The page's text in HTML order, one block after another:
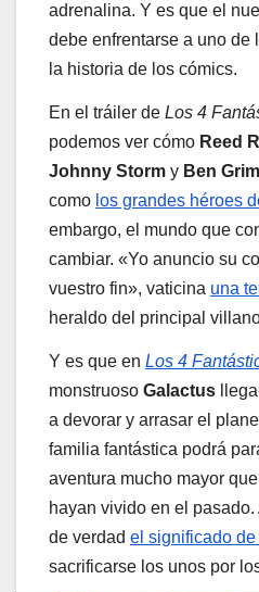
adrenalina. Y es que el
debe enfrentarse a uno de
la historia de los cómics.
En el tráiler de Los 4
podemos ver cómo Reed
Johnny Storm y Ben
como los grandes héroes
embargo, el mundo que
cambiar. «Yo anuncio su
vuestro fin», vaticina una
heraldo del principal
Y es que en Los 4
monstruoso Galactus
a devorar y arrasar el
familia fantástica podrá
aventura mucho mayor
hayan vivido en el
de verdad el significado
sacrificarse los unos por